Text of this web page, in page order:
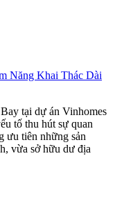
Năng Khai Thác Dài
tại dự án Vinhomes
tố thu hút sự quan
ưu tiên những sản
vừa sở hữu dư địa